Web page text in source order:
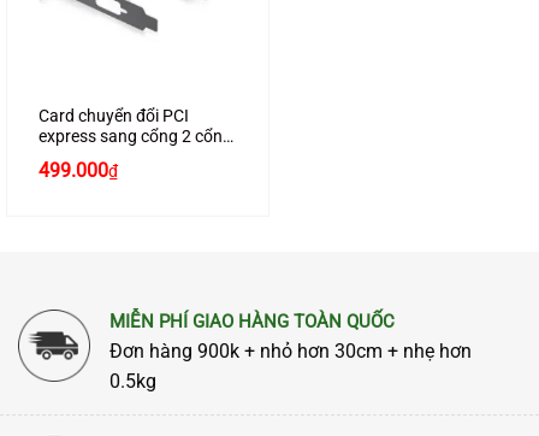
Card chuyển đổi PCI
express sang cổng 2 cổng
Ugreen 80116 cao cấp
499.000₫
MIỄN PHÍ GIAO HÀNG TOÀN QUỐC
Đơn hàng 900k + nhỏ hơn 30cm + nhẹ hơn
0.5kg